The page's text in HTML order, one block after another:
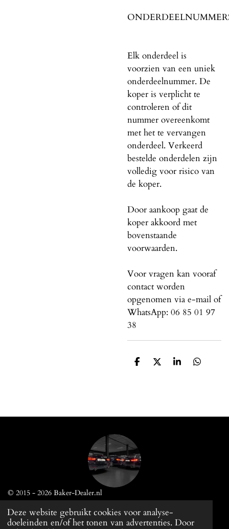
Deze website gebruikt cookies voor analyse-
doeleinden en/of het tonen van advertenties. Door
Elk onderdeel is
voorzien van een uniek
onderdeelnummer. De
koper is verplicht te
controleren of dit
nummer overeenkomt
met het te vervangen
onderdeel. Verkeerd
bestelde onderdelen zijn
volledig voor risico van
de koper.
Door aankoop gaat de
koper akkoord met
bovenstaande
voorwaarden.
Voor vragen kan vooraf
contact worden
opgenomen via e-mail of
WhatsApp: 06 85 01 97
38
D
D
S
D
© 2015 - 2026 Baker-Dealer.nl